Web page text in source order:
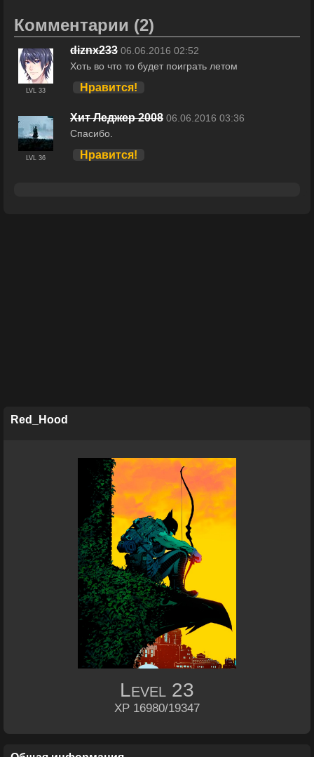
Комментарии (2)
LVL 33
diznx233 06.06.2016 02:52
Хоть во что то будет поиграть летом
Нравится!
LVL 36
Хит Леджер 2008 06.06.2016 03:36
Спасибо.
Нравится!
Red_Hood
Level 23
XP 16980/19347